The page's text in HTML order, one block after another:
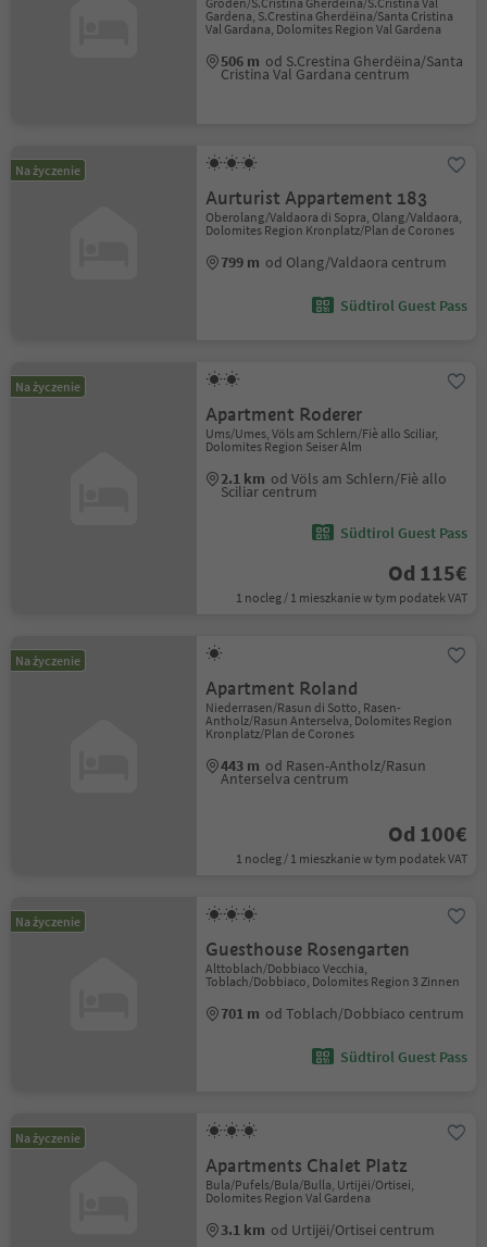
Gardena, S.Crestina Gherdëina/Santa Cristina
Val Gardana, Dolomites Region Val Gardena
506 m od S.Crestina Gherdëina/Santa
Cristina Val Gardana centrum
Na życzenie
Aurturist Appartement 183
Oberolang/Valdaora di Sopra, Olang/Valdaora,
Dolomites Region Kronplatz/Plan de Corones
799 m od Olang/Valdaora centrum
Südtirol Guest Pass
Na życzenie
Apartment Roderer
Ums/Umes, Völs am Schlern/Fiè allo Sciliar,
Dolomites Region Seiser Alm
2.1 km od Völs am Schlern/Fiè allo
Sciliar centrum
Südtirol Guest Pass
Od 115€
1 nocleg / 1 mieszkanie w tym podatek VAT
Na życzenie
Apartment Roland
Niederrasen/Rasun di Sotto, Rasen-
Antholz/Rasun Anterselva, Dolomites Region
Kronplatz/Plan de Corones
443 m od Rasen-Antholz/Rasun
Anterselva centrum
Od 100€
1 nocleg / 1 mieszkanie w tym podatek VAT
Na życzenie
Guesthouse Rosengarten
Alttoblach/Dobbiaco Vecchia,
Toblach/Dobbiaco, Dolomites Region 3 Zinnen
701 m od Toblach/Dobbiaco centrum
Südtirol Guest Pass
Na życzenie
Apartments Chalet Platz
Bula/Pufels/Bula/Bulla, Urtijëi/Ortisei,
Dolomites Region Val Gardena
3.1 km od Urtijëi/Ortisei centrum